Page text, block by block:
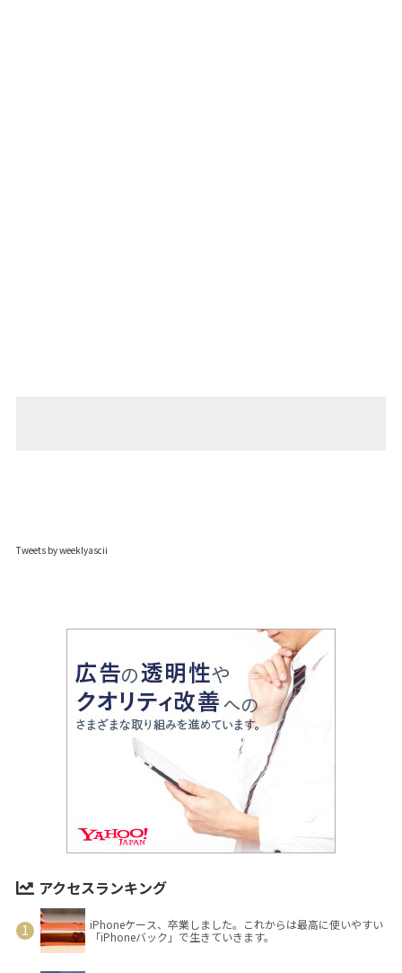
Tweets by weeklyascii
アクセスランキング
iPhoneケース、卒業しました。これからは最高に使いやすい
「iPhoneバック」で生きていきます。